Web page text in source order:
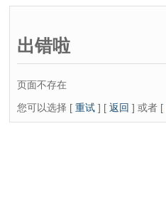
出错啦
页面不存在
您可以选择 [ 重试 ] [ 返回 ] 或者 [